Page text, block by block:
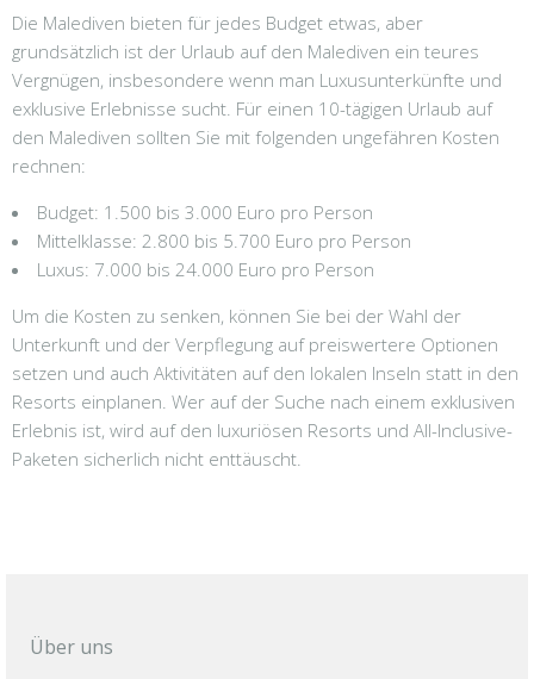
Die Malediven bieten für jedes Budget etwas, aber
grundsätzlich ist der Urlaub auf den Malediven ein teures
Vergnügen, insbesondere wenn man Luxusunterkünfte und
exklusive Erlebnisse sucht. Für einen 10-tägigen Urlaub auf
den Malediven sollten Sie mit folgenden ungefähren Kosten
rechnen:
Budget: 1.500 bis 3.000 Euro pro Person
Mittelklasse: 2.800 bis 5.700 Euro pro Person
Luxus: 7.000 bis 24.000 Euro pro Person
Um die Kosten zu senken, können Sie bei der Wahl der
Unterkunft und der Verpflegung auf preiswertere Optionen
setzen und auch Aktivitäten auf den lokalen Inseln statt in den
Resorts einplanen. Wer auf der Suche nach einem exklusiven
Erlebnis ist, wird auf den luxuriösen Resorts und All-Inclusive-
Paketen sicherlich nicht enttäuscht.
Über uns